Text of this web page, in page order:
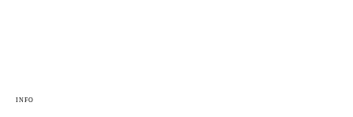
INFO